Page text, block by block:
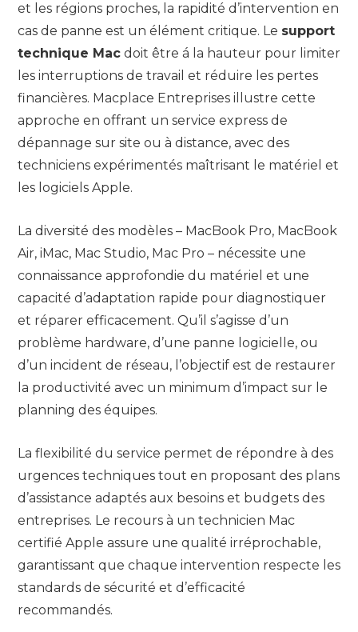
et les régions proches, la rapidité d’intervention en
cas de panne est un élément critique. Le support
technique Mac doit être á la hauteur pour limiter
les interruptions de travail et réduire les pertes
financières. Macplace Entreprises illustre cette
approche en offrant un service express de
dépannage sur site ou à distance, avec des
techniciens expérimentés maîtrisant le matériel et
les logiciels Apple.
La diversité des modèles – MacBook Pro, MacBook
Air, iMac, Mac Studio, Mac Pro – nécessite une
connaissance approfondie du matériel et une
capacité d’adaptation rapide pour diagnostiquer
et réparer efficacement. Qu’il s’agisse d’un
problème hardware, d’une panne logicielle, ou
d’un incident de réseau, l’objectif est de restaurer
la productivité avec un minimum d’impact sur le
planning des équipes.
La flexibilité du service permet de répondre à des
urgences techniques tout en proposant des plans
d’assistance adaptés aux besoins et budgets des
entreprises. Le recours à un technicien Mac
certifié Apple assure une qualité irréprochable,
garantissant que chaque intervention respecte les
standards de sécurité et d’efficacité
recommandés.